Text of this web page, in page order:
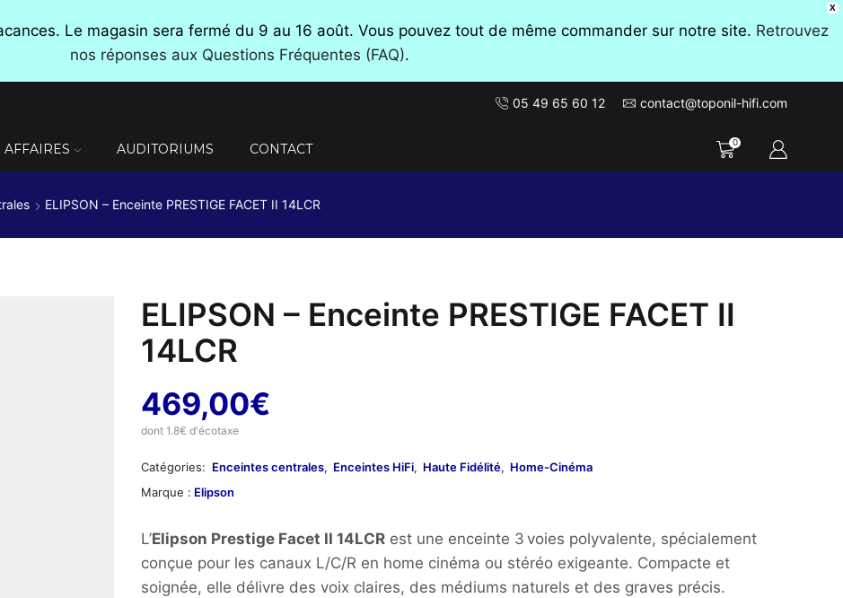
X
Le magasin sera fermé du 9 au 16 août. Vous pouvez tout de même commander sur notre site. Retrouvez
nos réponses aux Questions Fréquentes (FAQ).
05 49 65 60 12 contact@toponil-hifi.com
AUDITORIUMS CONTACT 0
ELIPSON – Enceinte PRESTIGE FACET II 14LCR
ELIPSON – Enceinte PRESTIGE FACET II
14LCR
469,00€
dont 1.8€ d'écotaxe
Catégories: Enceintes centrales, Enceintes HiFi, Haute Fidélité, Home-Cinéma
Marque : Elipson
L’Elipson Prestige Facet II 14LCR est une enceinte 3 voies polyvalente, spécialement
conçue pour les canaux L/C/R en home cinéma ou stéréo exigeante. Compacte et
soignée, elle délivre des voix claires, des médiums naturels et des graves précis.